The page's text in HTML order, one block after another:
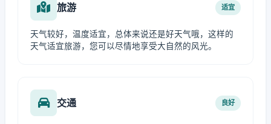
旅游 适宜
天气较好，温度适宜，总体来说还是好天气哦，这样的
天气适宜旅游，您可以尽情地享受大自然的风光。
交通 良好